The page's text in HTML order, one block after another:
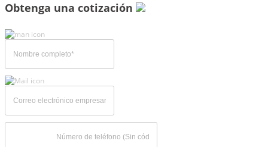
Obtenga una cotización